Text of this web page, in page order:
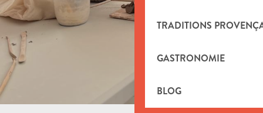
TRADITIONS
GASTRONOMIE
BLOG